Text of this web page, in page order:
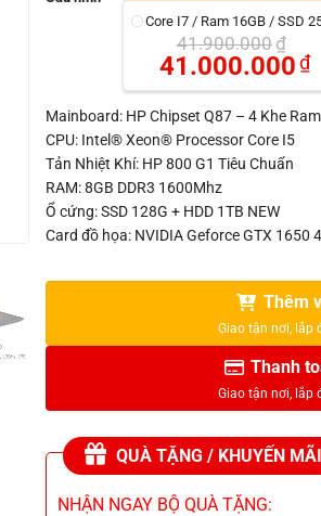
Core I7 / Ram 16GB / SSD
41.900.000 ₫
Giá gốc
41.000.000₫
Giá hiện
Mainboard: HP Chipset Q87 – 4 Khe Ram
CPU: Intel® Xeon® Processor Core I5
Tản Nhiệt Khí: HP 800 G1 Tiêu Chuẩn
RAM: 8GB DDR3 1600Mhz
Ổ cứng: SSD 128G + HDD 1TB NEW
Card đồ họa: NVIDIA Geforce GTX 1650
Thêm
Thanh
QUÀ TẶNG / KHUYẾN MÃI
NHẬN NGAY BỘ QUÀ TẶNG: